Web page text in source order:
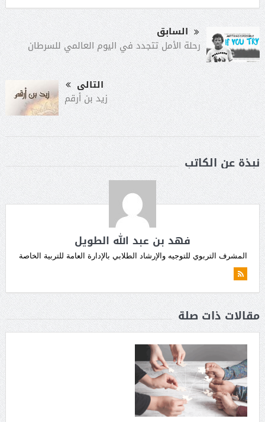
السابق
رحلة الأمل تتجدد في اليوم العالمي للسرطان
التالى
زيد بن أرقم
نبذة عن الكاتب
فهد بن عبد الله الطويل
المشرف التربوي للتوجيه والإرشاد الطلابي بالإدارة العامة للتربية الخاصة
مقالات ذات صلة